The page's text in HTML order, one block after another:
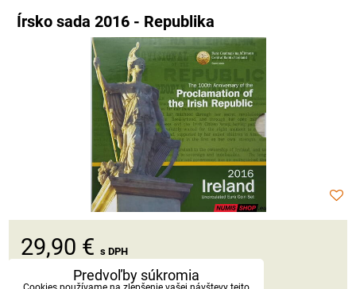
Írsko sada 2016 - Republika
29,90 € s DPH
Dostupnosť:Skladom
Predvoľby súkromia